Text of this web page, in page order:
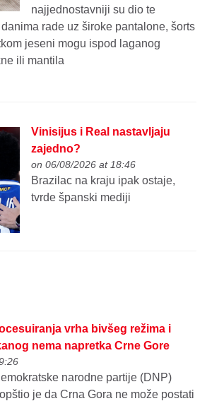
najjednostavniji su dio te
rade uz široke pantalone, šorts
jeseni mogu ispod laganog
ili mantila
Vinisijus i Real nastavljaju
zajedno?
on 06/08/2026 at 18:46
Brazilac na kraju ipak ostaje,
tvrde španski mediji
vrha bivšeg režima i
nema napretka Crne Gore
narodne partije (DNP)
je da Crna Gora ne može postati